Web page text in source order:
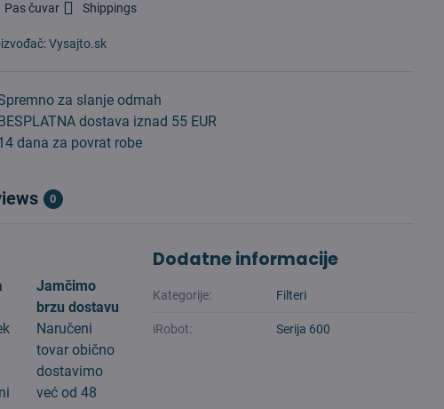
Pas čuvar Shippings
Vysajto.sk
za slanje odmah
dostava iznad 55 EUR
dana za povrat robe
0
Jamčimo
brzu dostavu
Naručeni
tovar obično
dostavimo
već od 48
Dodatne informacije
Kategorije: Filteri
iRobot: Serija 600